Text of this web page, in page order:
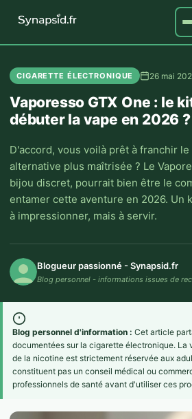
CIGARETTE ÉLECTRONIQUE 26 mai
Vaporesso GTX One : le
débuter la vape en 2026 ?
D'accord, vous voilà prêt à franchir
alternative plus maîtrisée ? Le
bijou discret, pourrait bien être le
entamer cette aventure en 2026. Un
à impressionner, mais à servir.
Blogueur passionné - Synapsid.fr
Blog personnel - informations issues de
Blog personnel d'information : Cet article
documentées sur la cigarette électronique. La
de la nicotine est strictement réservée aux
constituent pas un conseil médical ou
professionnels de santé avant d'utiliser ces